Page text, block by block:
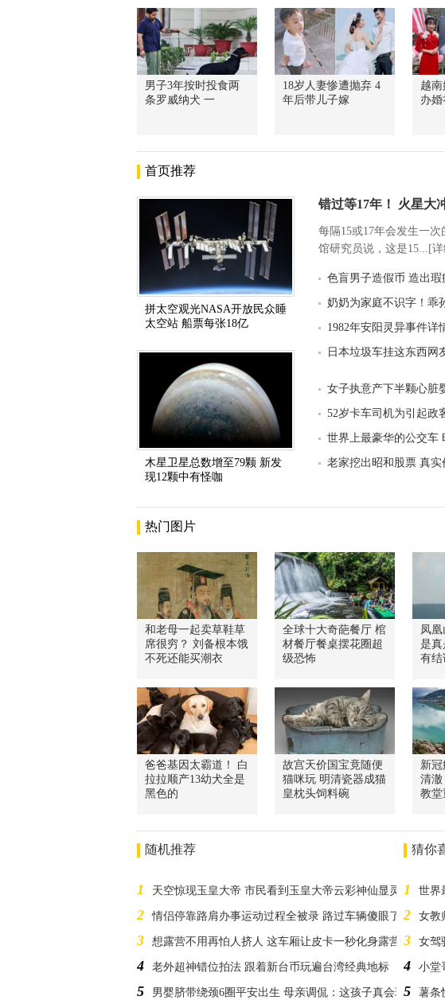
男子3年按时投食两
条罗威纳犬 一
18岁人妻惨遭抛弃 4
年后带儿子嫁
越
办婚
首页推荐
拼太空观光NASA开放民众睡
太空站 船票每张18亿
木星卫星总数增至79颗 新发
现12颗中有怪咖
错过等17年！ 火星大
每隔15或17年会发生一
馆研究员说，这是15...[详
色盲男子造假币 造出
奶奶为家庭不识字！乖
1982年安阳灵异事件详
日本垃圾车挂这东西网
女子执意产下半颗心脏
52岁卡车司机为引起政
世界上最豪华的公交车
老家挖出昭和股票 真
热门图片
和老母一起卖草鞋草
席很穷？ 刘备根本饿
不死还能买潮衣
全球十大奇葩餐厅 棺
材餐厅餐桌摆花圈超
级恐怖
凤
是真
有结
爸爸基因太霸道！ 白
拉拉顺产13幼犬全是
黑色的
故宫天价国宝竟随便
猫咪玩 明清瓷器成猫
皇枕头饲料碗
新
清澈
教堂
随机推荐
1 天空惊现玉皇大帝 市民看到玉皇大帝云彩神仙显灵吗
2 情侣停靠路肩办事运动过程全被录 路过车辆傻眼了
3 想露营不用再怕人挤人 这车厢让皮卡一秒化身露营车
4 老外超神错位拍法 跟着新台币玩遍台湾经典地标
5 男婴脐带绕颈6圈平安出生 母亲调侃：这孩子真会玩
猜你
1 世界
2 女教
3 女驾
4 小堂
5 薯条